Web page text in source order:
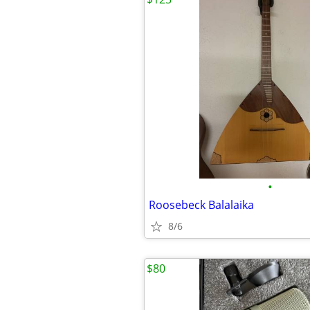
•
Roosebeck Balalaika
8/6
$80